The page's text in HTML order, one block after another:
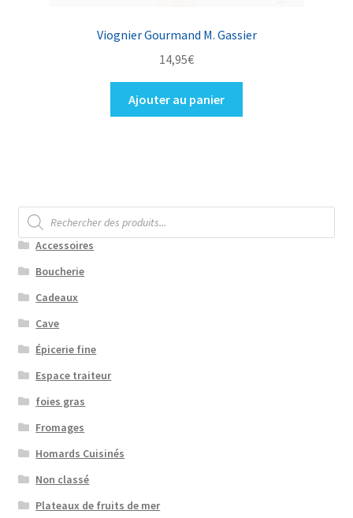
Viognier Gourmand M. Gassier
14,95€
Ajouter au panier
Recherche
de
produits
Accessoires
Boucherie
Cadeaux
Cave
Épicerie fine
Espace traiteur
foies gras
Fromages
Homards Cuisinés
Non classé
Plateaux de fruits de mer